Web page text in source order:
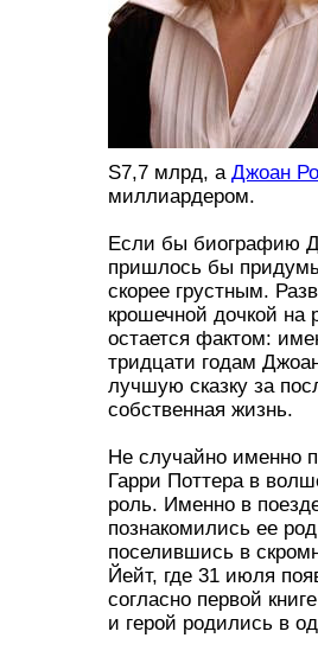
S7,7 млрд, а Джоан
миллиардером.
Если бы биографию
пришлось бы
скорее грустным.
крошечной дочкой на
остается фактом:
тридцати годам
лучшую сказку за
собственная жизнь.
Не случайно именно
Гарри Поттера в
роль. Именно в
познакомились ее
поселившись в
Йейт, где 31 июля
согласно первой
и герой родились в